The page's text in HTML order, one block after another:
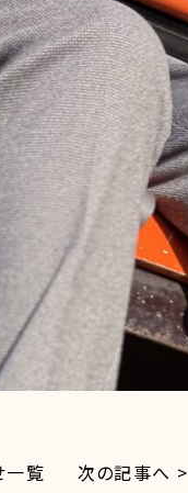
一覧 次の記事へ >